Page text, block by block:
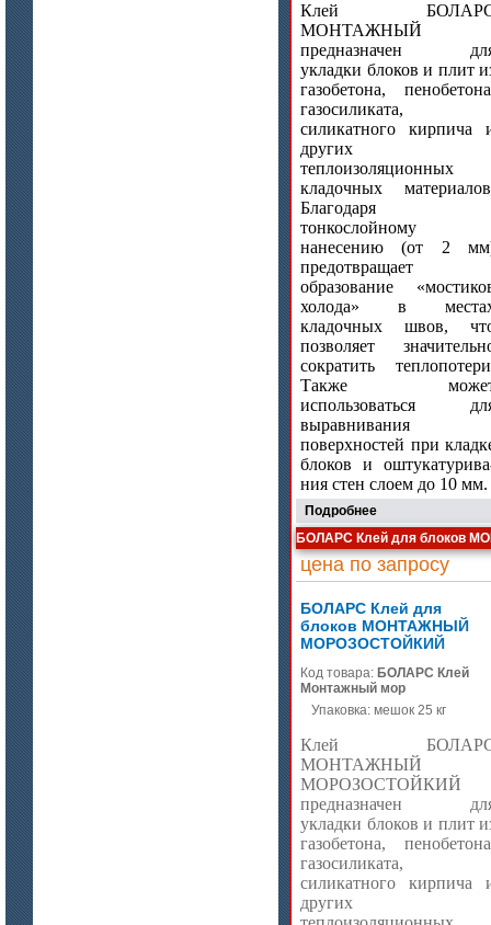
Клей
МОНТАЖНЫЙ
предназначен
укладки блоков и плит
газобетона,
газосиликата,
силикатного кирпича
других
теплоизоляционных
кладочных
Благодаря
тонкослойному
нанесению (от 2
предотвращает
образование
холода» в
кладочных швов,
позволяет
сократить
Также
использоваться
выравнивания
поверхностей при
блоков и
ния стен слоем до 10 мм.
Подробнее
БОЛАРС Клей для блоков
цена по запросу
БОЛАРС Клей для
блоков МОНТАЖНЫЙ
МОРОЗОСТОЙКИЙ
Код товара: БОЛАРС Клей
Монтажный мор
Упаковка: мешок 25 кг
Клей
МОНТАЖНЫЙ
МОРОЗОСТОЙКИЙ
предназначен
укладки блоков и плит
газобетона,
газосиликата,
силикатного кирпича
других